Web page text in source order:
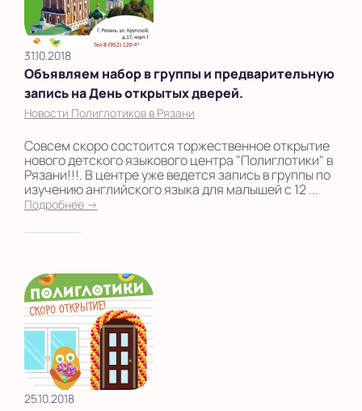
31.10.2018
Объявляем набор в группы и предварительную
запись на День открытых дверей.
Новости Полиглотиков в Рязани
Совсем скоро состоится торжественное открытие
нового детского языкового центра "Полиглотики" в
Рязани!!!. В центре уже ведется запись в группы по
изучению английского языка для малышей с 12 ...
Подробнее →
25.10.2018